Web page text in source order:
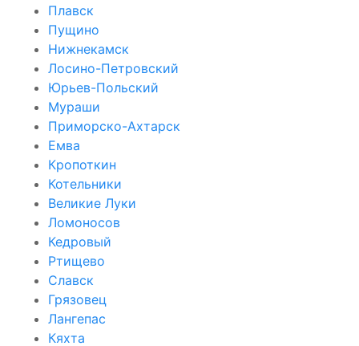
Плавск
Пущино
Нижнекамск
Лосино-Петровский
Юрьев-Польский
Мураши
Приморско-Ахтарск
Емва
Кропоткин
Котельники
Великие Луки
Ломоносов
Кедровый
Ртищево
Славск
Грязовец
Лангепас
Кяхта